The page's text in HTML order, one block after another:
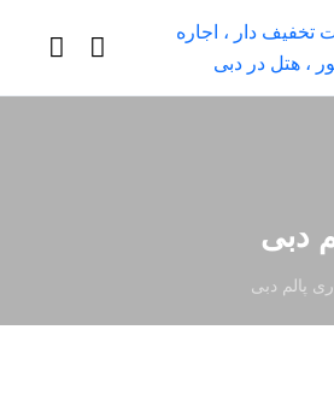
دبی
پالم دبی